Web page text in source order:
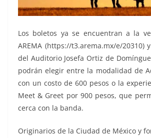
Los boletos ya se encuentran a la
AREMA (https://t3.arema.mx/e/20310)
del Auditorio Josefa Ortiz de
podrán elegir entre la modalidad de
con un costo de 600 pesos o la
Meet & Greet por 900 pesos, que
cerca con la banda.
Originarios de la Ciudad de México y